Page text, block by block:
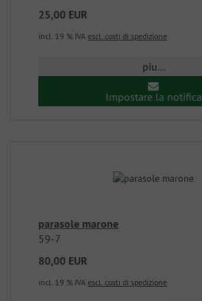
25,00 EUR
incl. 19 % IVA escl. costi di spedizione
piu...
Impostare la notifica
parasole marone
59-7
80,00 EUR
incl. 19 % IVA escl. costi di spedizione